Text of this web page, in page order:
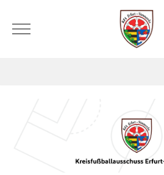
Mobile Menu Toggle